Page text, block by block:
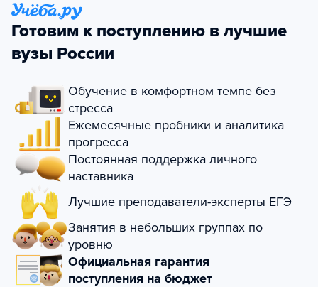
Готовим к поступлению в лучшие
вузы России
Обучение в комфортном темпе без
стресса
Ежемесячные пробники и аналитика
прогресса
Постоянная поддержка личного
наставника
Лучшие преподаватели-эксперты ЕГЭ
Занятия в небольших группах по
уровню
Официальная гарантия
поступления на бюджет